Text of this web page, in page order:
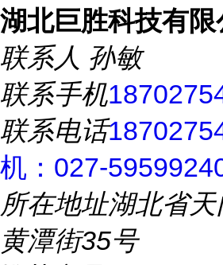
湖北巨胜科技有限
联系人 孙敏
联系手机
联系电话
机：027-
所在地址湖北省
黄潭街35号